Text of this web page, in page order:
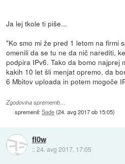
Ja lej tkole ti piše...
"Ko smo mi že pred 1 letom na firmi
omenili da se tu ne da nič narediti,
podpira IPv6. Tako da bomo najprej
kakih 10 let šli menjat opremo, da
6 Mbitov uploada in potem mogoče
Zgodovina sprememb…
spremenil:Sade(24. avg 2017 ob 15:05)
fl0w
::24. avg 2017, 17:05